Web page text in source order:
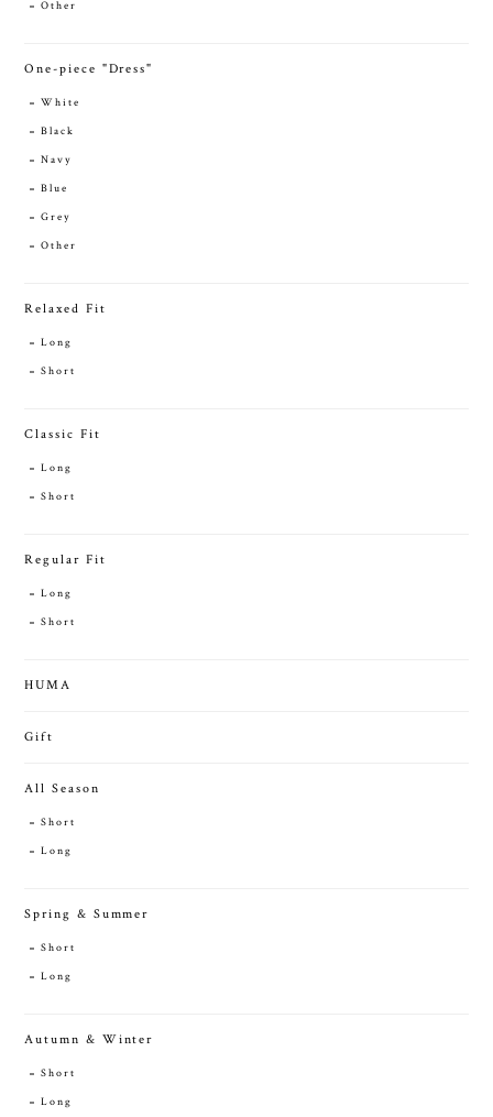
Other
One-piece "Dress"
White
Black
Navy
Blue
Grey
Other
Relaxed Fit
Long
Short
Classic Fit
Long
Short
Regular Fit
Long
Short
HUMA
Gift
All Season
Short
Long
Spring & Summer
Short
Long
Autumn & Winter
Short
Long